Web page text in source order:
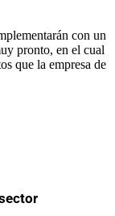
con un
pronto, en el cual
que la empresa de